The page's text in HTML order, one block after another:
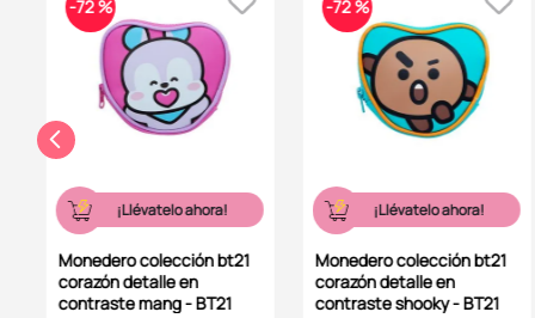
-72 %
¡Llévatelo ahora!
Monedero colección bt21
corazón detalle en
contraste mang - BT21
-72 %
¡Llévatelo ahora!
Monedero colección bt21
corazón detalle en
contraste shooky - BT21